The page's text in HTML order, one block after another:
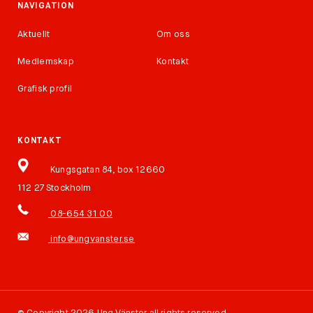
NAVIGATION
Aktuellt Om oss
Medlemskap Kontakt
Grafisk profil
KONTAKT
Kungsgatan 84, box 12660
112 27 Stockholm
08-654 31 00
info@ungvanster.se